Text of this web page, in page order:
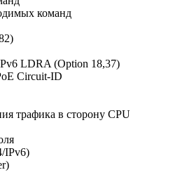
команд
LDRA (Option 18,37)
Circuit-ID
трафика в сторону CPU
IPv6)